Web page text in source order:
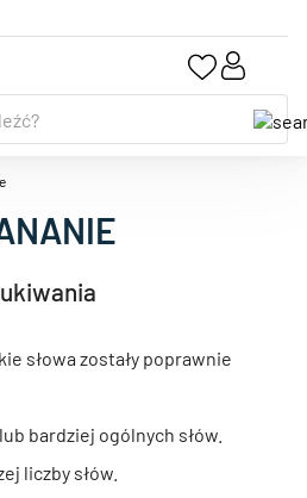
słowa zostały poprawnie
bardziej ogólnych słów.
liczby słów.